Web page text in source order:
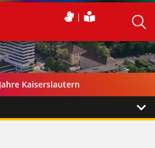
Kaiserslautern